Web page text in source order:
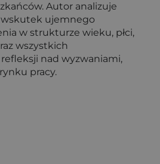
Autor analizuje
wskutek ujemnego
w strukturze wieku, płci,
wszystkich
nad wyzwaniami,
pracy.